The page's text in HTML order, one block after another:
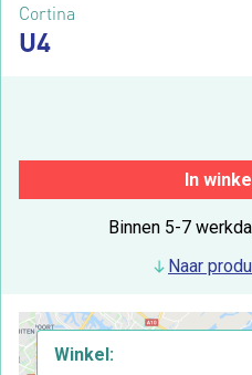
Cortina
U4
In
Binnen 5-7
Naar
Winkel: